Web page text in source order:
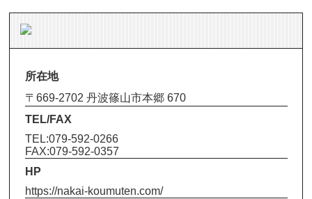
所在地
〒669-2702 丹波篠山市本郷 670
TEL/FAX
TEL:079-592-0266
FAX:079-592-0357
HP
https://nakai-koumuten.com/